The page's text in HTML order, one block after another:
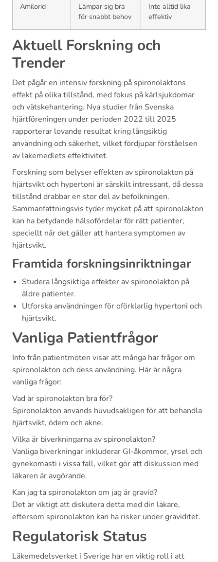
Amilorid
Lämpar sig bra
för snabbt behov
Inte alltid lika
effektiv
Aktuell Forskning och
Trender
Det pågår en intensiv forskning på spironolaktons
effekt på olika tillstånd, med fokus på kärlsjukdomar
och vätskehantering. Nya studier från Svenska
hjärtföreningen under perioden 2022 till 2025
rapporterar lovande resultat kring långsiktig
användning och säkerhet, vilket fördjupar förståelsen
av läkemedlets effektivitet.
Forskning som belyser effekten av spironolakton på
hjärtsvikt och hypertoni är särskilt intressant, då dessa
tillstånd drabbar en stor del av befolkningen.
Sammanfattningsvis tyder mycket på att spironolakton
kan ha betydande hälsofördelar för rätt patienter,
speciellt när det gäller att hantera symptomen av
hjärtsvikt.
Framtida forskningsinriktningar
Studera långsiktiga effekter av spironolakton på
äldre patienter.
Utforska användningen för oförklarlig hypertoni och
hjärtsvikt.
Vanliga Patientfrågor
Info från patientmöten visar att många har frågor om
spironolakton och dess användning. Här är några
vanliga frågor:
Vad är spironolakton bra för?
Spironolakton används huvudsakligen för att behandla
hjärtsvikt, ödem och akne.
Vilka är biverkningarna av spironolakton?
Vanliga biverkningar inkluderar GI-åkommor, yrsel och
gynekomasti i vissa fall, vilket gör att diskussion med
läkaren är avgörande.
Kan jag ta spironolakton om jag är gravid?
Det är viktigt att diskutera detta med din läkare,
eftersom spironolakton kan ha risker under graviditet.
Regulatorisk Status
Läkemedelsverket i Sverige har en viktig roll i att